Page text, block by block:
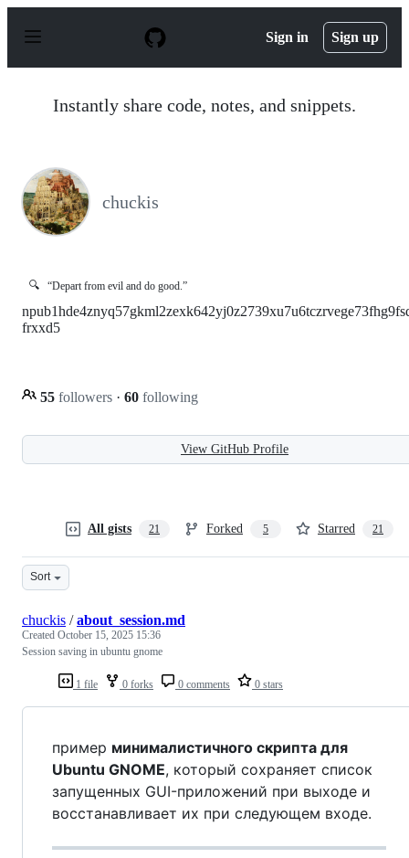
p
Sign in Sign up
Instantly share code, notes, and snippets.
chuckis
🔍 “Depart from evil and do good.”
frxxd5
55 followers · 60 following
View GitHub Profile
All gists 21 Forked 5 Starred 21
Sort
1 file 0 forks 0 comments 0 stars
chuckis /about_session.md
Created October 15, 2025 15:36
Session saving in ubuntu gnome
пример минималистичного скрипта для
Ubuntu GNOME, который сохраняет список
запущенных GUI-приложений при выходе и
восстанавливает их при следующем входе.